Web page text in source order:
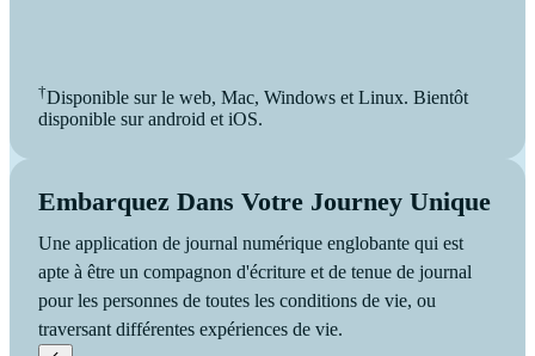
†Disponible sur le web, Mac, Windows et Linux. Bientôt
disponible sur android et iOS.
Embarquez Dans Votre Journey Unique
Une application de journal numérique englobante qui est
apte à être un compagnon d'écriture et de tenue de journal
pour les personnes de toutes les conditions de vie, ou
traversant différentes expériences de vie.